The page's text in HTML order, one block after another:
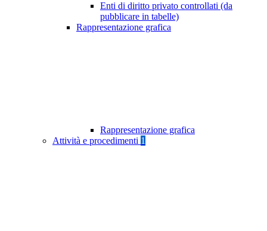
Enti di diritto privato controllati (da
pubblicare in tabelle)
Rappresentazione grafica
Rappresentazione grafica
Attività e procedimenti 1